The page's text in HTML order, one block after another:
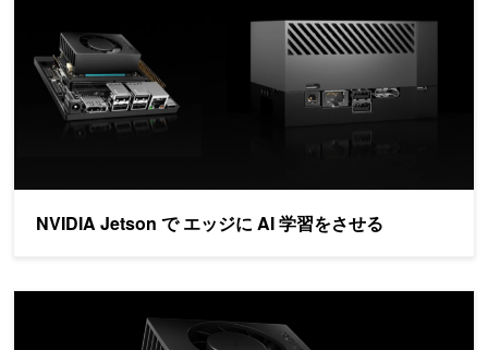
NVIDIA Jetson で エッジに AI 学習をさせる